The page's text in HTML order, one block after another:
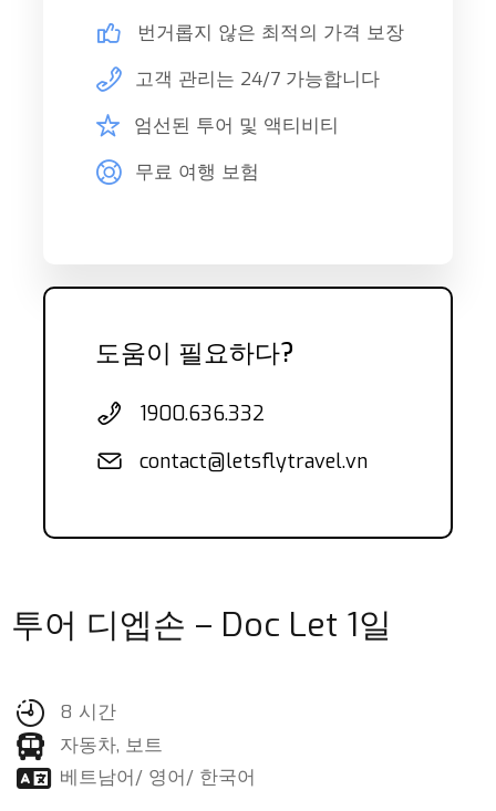
번거롭지 않은 최적의 가격 보장
고객 관리는 24/7 가능합니다
엄선된 투어 및 액티비티
무료 여행 보험
도움이 필요하다?
1900.636.332
contact@letsflytravel.vn
투어 디엡손 – Doc Let 1일
8 시간
자동차, 보트
베트남어/ 영어/ 한국어